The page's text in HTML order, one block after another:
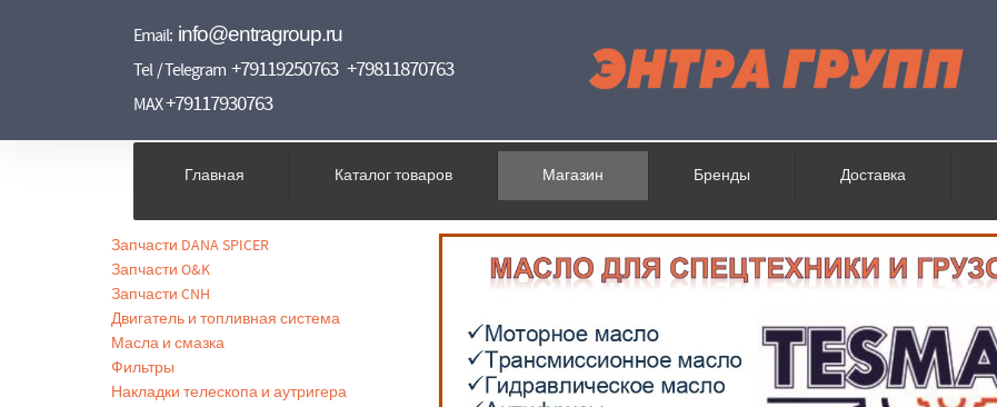
Email: info@entragroup.ru
Tel / Telegram +79119250763 +79811870763
MAX+79117930763
Главная Каталог товаров Магазин Бренды Доставка
Запчасти DANA SPICER
Запчасти O&K
Запчасти CNH
Двигатель и топливная система
Масла и смазка
Фильтры
Накладки телескопа и аутригера